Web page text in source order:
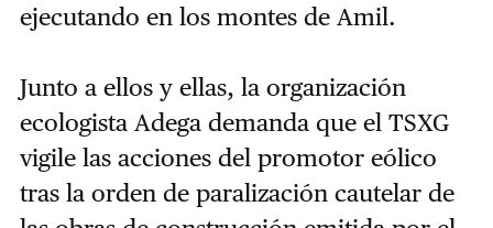
ejecutando en los montes de Amil.
Junto a ellos y ellas, la organización
ecologista Adega demanda que el TSXG
vigile las acciones del promotor eólico
tras la orden de paralización cautelar de